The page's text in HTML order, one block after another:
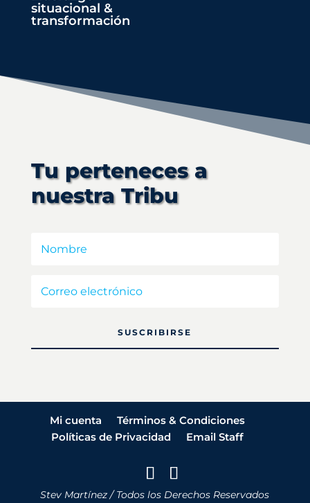
situacional &
transformación
Tu perteneces a
nuestra Tribu
SUSCRIBIRSE
Mi cuenta
Términos & Condiciones
Políticas de Privacidad
Email Staff
Stev Martínez / Todos los Derechos Reservados